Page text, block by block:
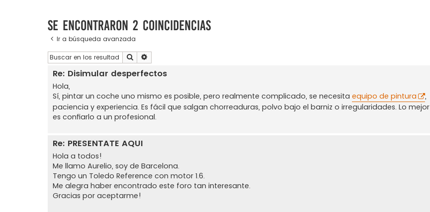
Se encontraron 2 coincidencias
Ir a búsqueda avanzada
Buscar
Re: Disimular desperfectos
Hola,
Sí, pintar un coche uno mismo es posible, pero realmente complicado, se necesita equipo de pintura
,
paciencia y experiencia. Es fácil que salgan chorreaduras, polvo bajo el barniz o irregularidades. Lo mejor
es confiarlo a un profesional.
Re: PRESENTATE AQUI
Hola a todos!
Me llamo Aurelio, soy de Barcelona.
Tengo un Toledo Reference con motor 1.6.
Me alegra haber encontrado este foro tan interesante.
Gracias por aceptarme!